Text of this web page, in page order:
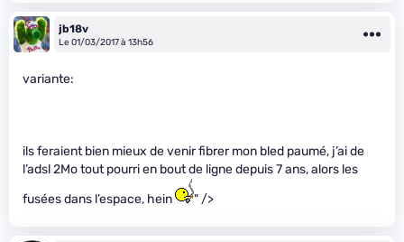
jb18v
Le 01/03/2017 à 13h56
variante:
ils feraient bien mieux de venir fibrer mon bled paumé, j’ai de
l’adsl 2Mo tout pourri en bout de ligne depuis 7 ans, alors les
fusées dans l’espace, hein
" />